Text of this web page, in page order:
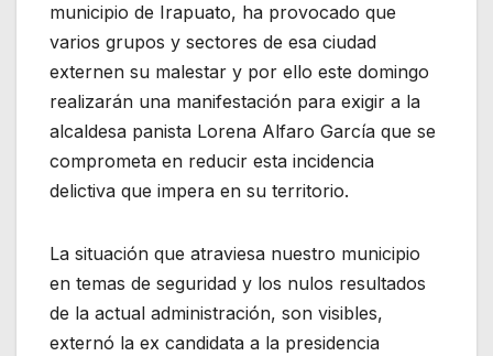
municipio de Irapuato, ha provocado que
varios grupos y sectores de esa ciudad
externen su malestar y por ello este domingo
realizarán una manifestación para exigir a la
alcaldesa panista Lorena Alfaro García que se
comprometa en reducir esta incidencia
delictiva que impera en su territorio.
La situación que atraviesa nuestro municipio
en temas de seguridad y los nulos resultados
de la actual administración, son visibles,
externó la ex candidata a la presidencia